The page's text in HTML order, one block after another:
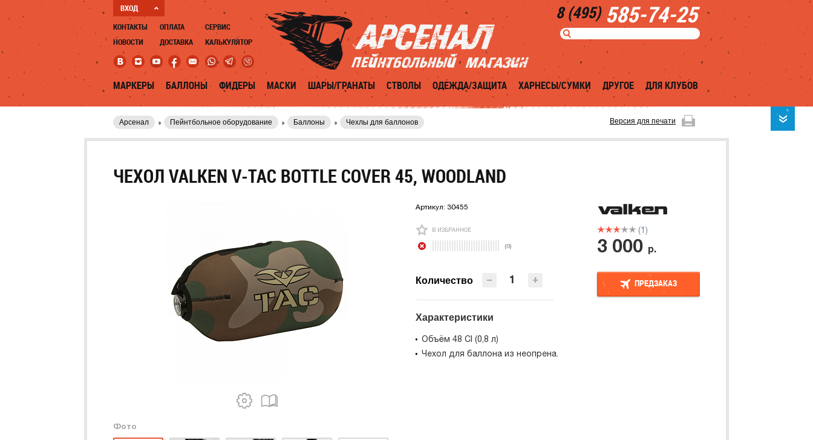
8 (495)585-74-25
ВХОД
КОНТАКТЫ
НОВОСТИ
ОПЛАТА
ДОСТАВКА
СЕРВИС
КАЛЬКУЛЯТОР
МАРКЕРЫ БАЛЛОНЫ ФИДЕРЫ МАСКИ ШАРЫ/ГРАНАТЫ СТВОЛЫ ОДЕЖДА/ЗАЩИТА ХАРНЕСЫ/СУМКИ ДРУГОЕ ДЛЯ КЛУБОВ
Арсенал Пейнтбольное оборудование Баллоны Чехлы для баллонов Версия для печати
ЧЕХОЛ VALKEN V-TAC BOTTLE COVER 45, WOODLAND
Фото
(1)
3 000 р.
ПРЕДЗАКАЗ
Артикул: 30455
В ИЗБРАННОЕ
(0)
Количество +
−
Характеристики
Объём 48 CI (0,8 л)
Чехол для баллона из неопрена.